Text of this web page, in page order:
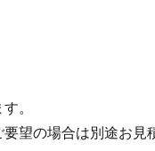
。
望の場合は別途お見